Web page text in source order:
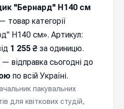
"Бернард" Н140 см
товар категорії
Н140 см». Артикул:
1 255 ₴ за одиницю.
відправка cьогодні до
по всій Україні.
пакувальних
для квіткових студій,